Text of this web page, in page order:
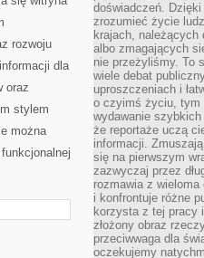
rozwoju
dla
oraz
stylem
można
doświadczeń.
zrozumieć życie
krajach, należących
albo zmagających
nie przeżyliśmy. To
wiele debat
uproszczeniach i
o czyimś życiu, tym
wydawanie
że reportaże uczą
informacji.
się na pierwszym
zazwyczaj przez
rozmawia z wieloma
i konfrontuje różne
korzysta z tej pracy
złożony obraz
przeciwwaga dla
oczekujemy